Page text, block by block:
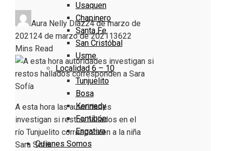
Usaquen
Chapinero
Santa Fe
San Cristóbal
Usme
Localidad 6 – 10
Tunjuelito
Bosa
Kennedy
Fontibón
Engativa
Quienes Somos
Aura Nelly Díaz24 de marzo de
202124 de marzo de 202113622
Mins Read
A esta hora las autoridades
investigan si restos hallados en el
río Tunjuelito corresponden a la niña
Sara Sofía.